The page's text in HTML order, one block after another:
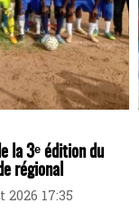
la 3ᵉ édition du
régional
17:35